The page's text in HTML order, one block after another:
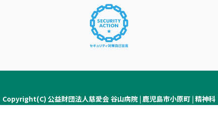
Copyright(C) 公益財団法人慈愛会 谷山病院 | 鹿児島市小原町 | 精神科